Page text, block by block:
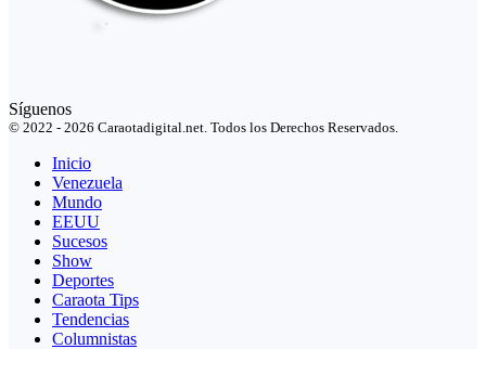
Síguenos
© 2022 - 2026 Caraotadigital.net. Todos los Derechos Reservados.
Inicio
Venezuela
Mundo
EEUU
Sucesos
Show
Deportes
Caraota Tips
Tendencias
Columnistas